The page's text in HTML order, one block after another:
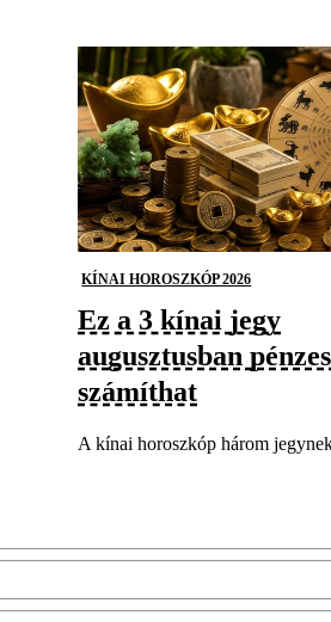
KÍNAI HOROSZKÓP 2026
Ez a 3 kínai jegy
augusztusban
számíthat
A kínai horoszkóp három